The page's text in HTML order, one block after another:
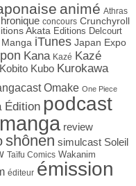
animé Athras
concours Crunchyroll
Akata Editions Delcourt
iTunes Japan Expo
Kana Kazé Kazé
Kobito Kubo Kurokawa
Omake One Piece
Édition podcast
review
shônen simulcast Soleil
Taïfu Comics Wakanim
éditeur émission